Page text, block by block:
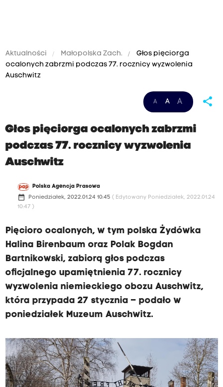
Aktualności Małopolska Zach.
Głos pięciorga
ocalonych zabrzmi podczas 77. rocznicy wyzwolenia
Auschwitz
A A A share
Głos pięciorga ocalonych zabrzmi
podczas 77. rocznicy wyzwolenia
Auschwitz
Polska Agencja Prasowa
date_range Poniedziałek, 2022.01.24 10:45 ( Edytowany Poniedziałek, 2022.01.24
10:47 )
Pięcioro ocalonych, w tym polska Żydówka
Halina Birenbaum oraz Polak Bogdan
Bartnikowski, zabiorą głos podczas
oficjalnego upamiętnienia 77. rocznicy
wyzwolenia niemieckiego obozu Auschwitz,
która przypada 27 stycznia – podało w
poniedziałek Muzeum Auschwitz.